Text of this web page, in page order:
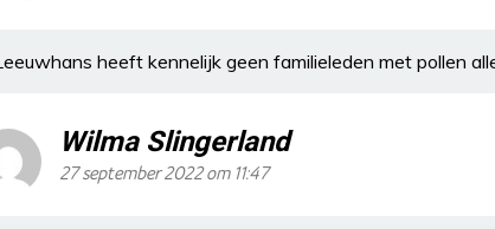
heeft kennelijk geen familieleden met pollen
Wilma Slingerland
27 september 2022 om 11:47